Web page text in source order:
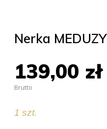
Nerka MEDUZY
139,00 zł
Brutto
1 szt.